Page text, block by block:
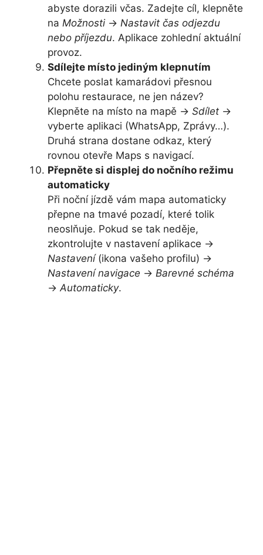
abyste dorazili včas. Zadejte cíl, klepněte
na Možnosti → Nastavit čas odjezdu
nebo příjezdu. Aplikace zohlední aktuální
provoz.
Sdílejte místo jediným klepnutím
Chcete poslat kamarádovi přesnou
polohu restaurace, ne jen název?
Klepněte na místo na mapě → Sdílet →
vyberte aplikaci (WhatsApp, Zprávy…).
Druhá strana dostane odkaz, který
rovnou otevře Maps s navigací.
Přepněte si displej do nočního režimu
automaticky
Při noční jízdě vám mapa automaticky
přepne na tmavé pozadí, které tolik
neoslňuje. Pokud se tak neděje,
zkontrolujte v nastavení aplikace →
Nastavení(ikona vašeho profilu) →
Nastavení navigace → Barevné schéma
→ Automaticky.